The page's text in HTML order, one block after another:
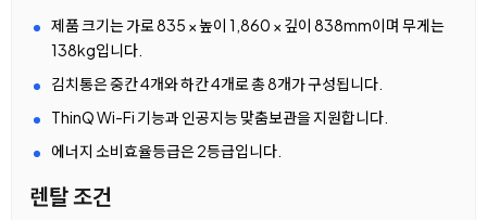
제품 크기는 가로 835 × 높이 1,860 × 깊이 838mm이며 무게는
138kg입니다.
김치통은 중칸 4개와 하칸 4개로 총 8개가 구성됩니다.
ThinQ Wi-Fi 기능과 인공지능 맞춤보관을 지원합니다.
에너지 소비효율등급은 2등급입니다.
렌탈 조건